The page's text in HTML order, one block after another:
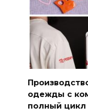
одежды с
полный цикл